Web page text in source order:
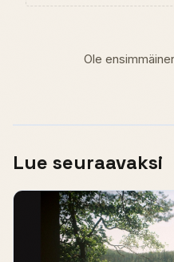
Ole
Lue seuraavaksi